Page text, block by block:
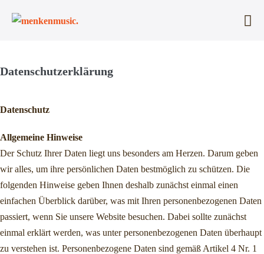
Inhalt
Datenschutzerklärung
Datenschutz
Allgemeine Hinweise
Der Schutz Ihrer Daten liegt uns besonders am Herzen. Darum geben
wir alles, um ihre persönlichen Daten bestmöglich zu schützen. Die
folgenden Hinweise geben Ihnen deshalb zunächst einmal einen
einfachen Überblick darüber, was mit Ihren personenbezogenen Daten
passiert, wenn Sie unsere Website besuchen. Dabei sollte zunächst
einmal erklärt werden, was unter personenbezogenen Daten überhaupt
zu verstehen ist. Personenbezogene Daten sind gemäß Artikel 4 Nr. 1